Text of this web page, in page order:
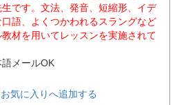
です。文法、発音、短縮形、イデ
語、よくつかわれるスラングなど
材を用いてレッスンを実施されて
語メールOK
お気に入りへ追加する